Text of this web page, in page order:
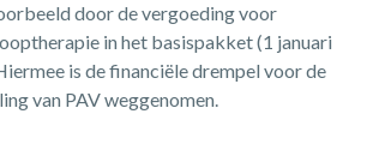
door de vergoeding voor
in het basispakket (1 januari
is de financiële drempel voor de
van PAV weggenomen.